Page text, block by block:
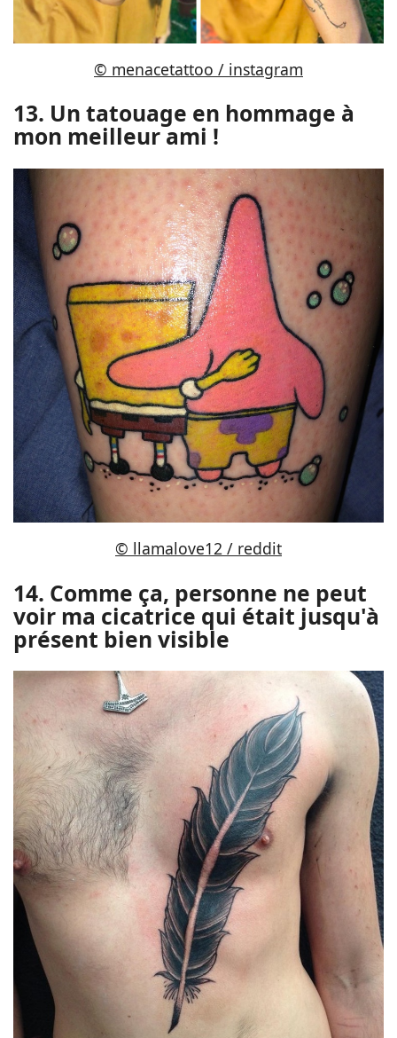
© menacetattoo / instagram
13. Un tatouage en hommage à
mon meilleur ami !
© llamalove12 / reddit
14. Comme ça, personne ne peut
voir ma cicatrice qui était jusqu'à
présent bien visible